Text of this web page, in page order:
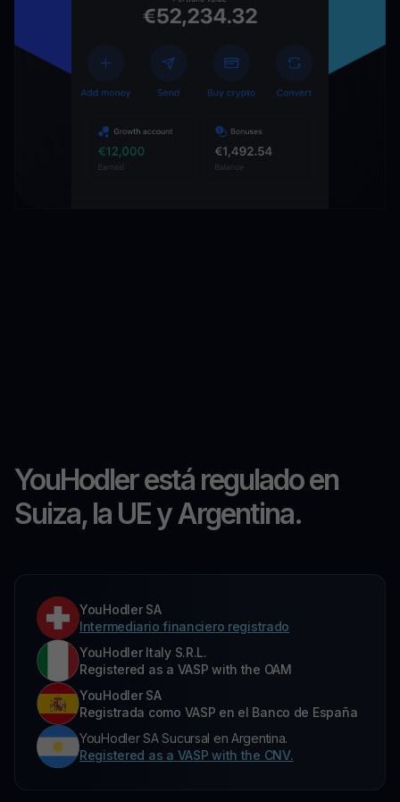
YouHodler está regulado en
Suiza, la UE y Argentina.
YouHodler SA
Intermediario financiero registrado
YouHodler Italy S.R.L.
Registered as a VASP with the OAM
YouHodler SA
Registrada como VASP en el Banco de España
YouHodler SA Sucursal en Argentina.
Registered as a VASP with the CNV.